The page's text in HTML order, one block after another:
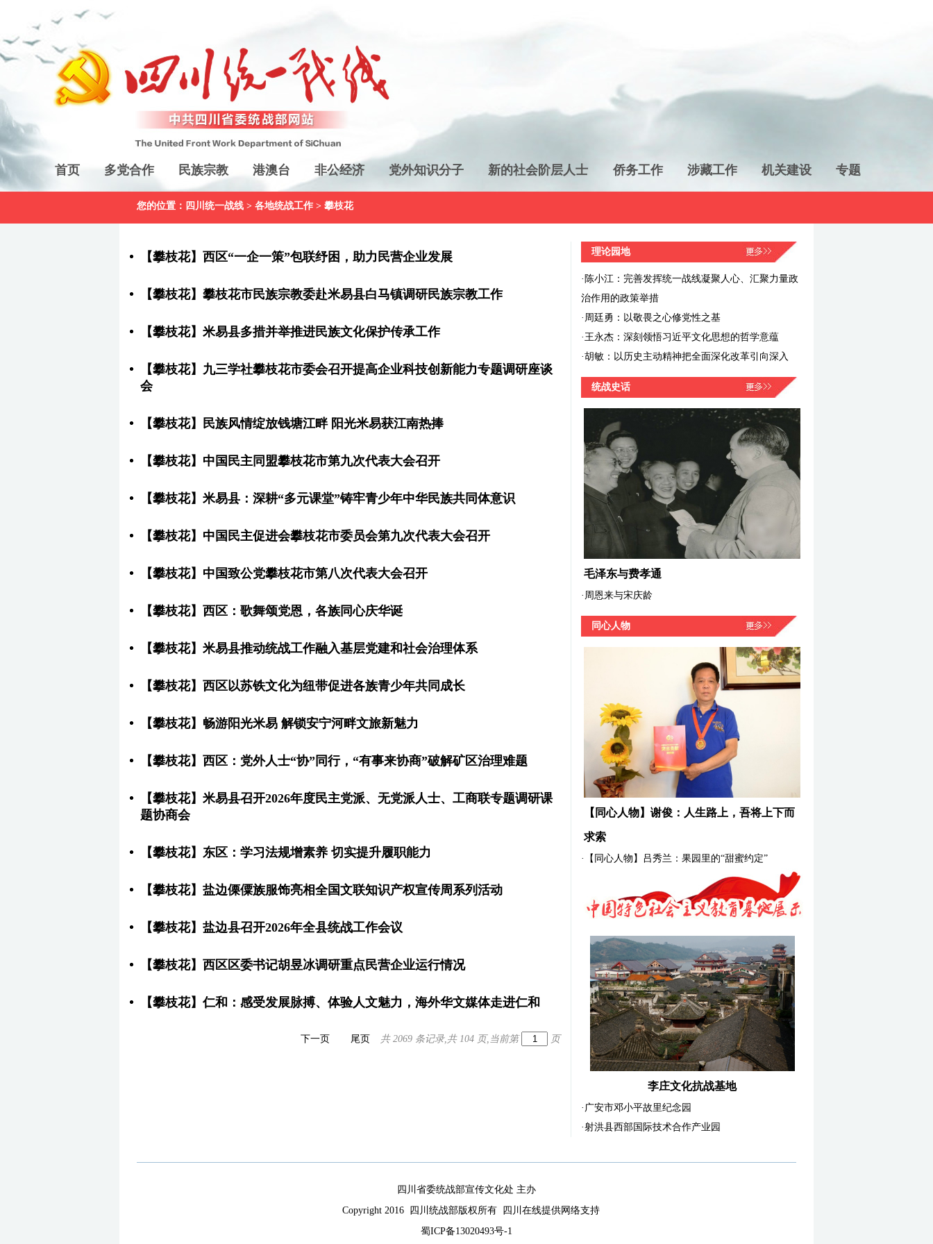
首页 多党合作 民族宗教 港澳台 非公经济 党外知识分子 新的社会阶层人士 侨务工作 涉藏工作 机关建设 专题
您的位置： 四川统一战线 > 各地统战工作 > 攀枝花
【攀枝花】西区“一企一策”包联纾困，助力民营企业发展
【攀枝花】攀枝花市民族宗教委赴米易县白马镇调研民族宗教工作
【攀枝花】米易县多措并举推进民族文化保护传承工作
【攀枝花】九三学社攀枝花市委会召开提高企业科技创新能力专题调研座谈
会
【攀枝花】民族风情绽放钱塘江畔 阳光米易获江南热捧
【攀枝花】中国民主同盟攀枝花市第九次代表大会召开
【攀枝花】米易县：深耕“多元课堂”铸牢青少年中华民族共同体意识
【攀枝花】中国民主促进会攀枝花市委员会第九次代表大会召开
【攀枝花】中国致公党攀枝花市第八次代表大会召开
【攀枝花】西区：歌舞颂党恩，各族同心庆华诞
【攀枝花】米易县推动统战工作融入基层党建和社会治理体系
【攀枝花】西区以苏铁文化为纽带促进各族青少年共同成长
【攀枝花】畅游阳光米易 解锁安宁河畔文旅新魅力
【攀枝花】西区：党外人士“协”同行，“有事来协商”破解矿区治理难题
【攀枝花】米易县召开2026年度民主党派、无党派人士、工商联专题调研课
题协商会
【攀枝花】东区：学习法规增素养 切实提升履职能力
【攀枝花】盐边傈僳族服饰亮相全国文联知识产权宣传周系列活动
【攀枝花】盐边县召开2026年全县统战工作会议
【攀枝花】西区区委书记胡昱冰调研重点民营企业运行情况
【攀枝花】仁和：感受发展脉搏、体验人文魅力，海外华文媒体走进仁和
下一页 尾页 共 2069 条记录,共 104 页,当前第 页
理论园地
· 陈小江：完善发挥统一战线凝聚人心、汇聚力量政
治作用的政策举措
· 周廷勇：以敬畏之心修党性之基
·王永杰：深刻领悟习近平文化思想的哲学意蕴
·胡敏：以历史主动精神把全面深化改革引向深入
统战史话
毛泽东与费孝通
· 周恩来与宋庆龄
同心人物
【同心人物】谢俊：人生路上，吾将上下而
求索
· 【同心人物】吕秀兰：果园里的“甜蜜约定”
李庄文化抗战基地
· 广安市邓小平故里纪念园
·射洪县西部国际技术合作产业园
四川省委统战部宣传文化处 主办
Copyright 2016 四川统战部版权所有 四川在线提供网络支持
蜀ICP备13020493号-1